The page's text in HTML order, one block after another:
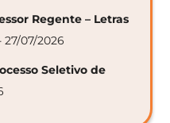
Regente – Letras
27/07/2026
Seletivo de